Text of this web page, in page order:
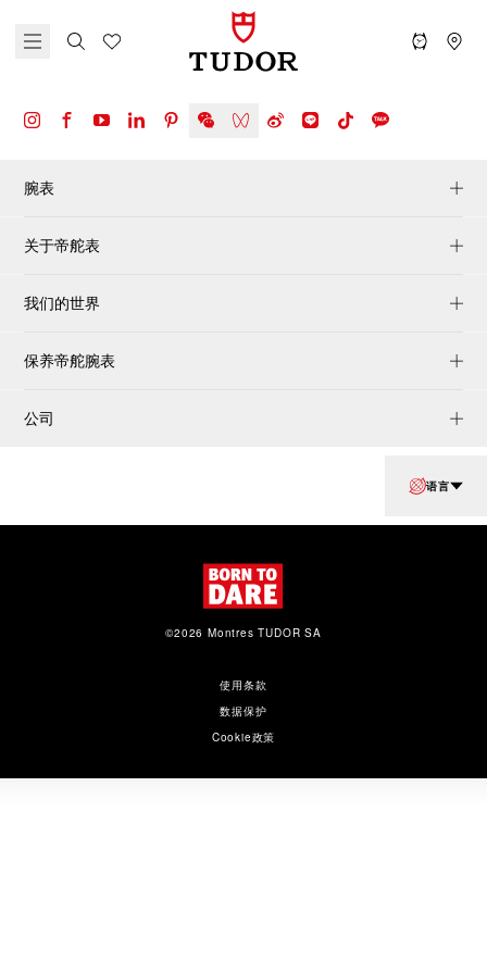
腕表
关于帝舵表
我们的世界
保养帝舵腕表
公司
语言
使用条款
数据保护
Cookie政策
©2026 Montres TUDOR SA